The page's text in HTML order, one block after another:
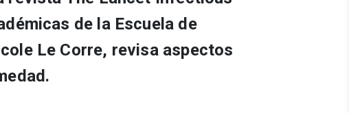
de la Escuela de
Le Corre, revisa aspectos